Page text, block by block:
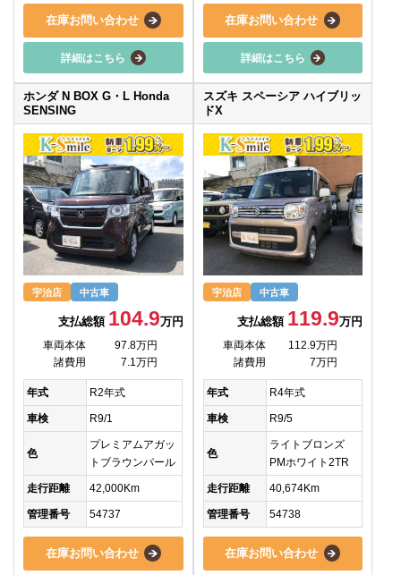
在庫お問い合わせ
詳細はこちら
在庫お問い合わせ
詳細はこちら
ホンダ N BOX G・L Honda
SENSING
宇治店 中古車
支払総額 104.9万円
車両本体
97.8万円
諸費用
7.1万円
年式 R2年式
車検 R9/1
色
プレミアムアガッ
トブラウンパール
走行距離 42,000Km
管理番号 54737
在庫お問い合わせ
スズキ スペーシア ハイブリッ
ドX
宇治店 中古車
支払総額 119.9万円
車両本体
112.9万円
諸費用
7万円
年式 R4年式
車検 R9/5
色
ライトブロンズ
PMホワイト2TR
走行距離 40,674Km
管理番号 54738
在庫お問い合わせ